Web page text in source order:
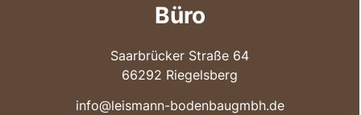
Büro
Saarbrücker Straße 64
66292 Riegelsberg
info@leismann-bodenbaugmbh.de